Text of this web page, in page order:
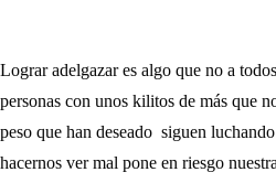
Lograr adelgazar es algo que no a
personas con unos kilitos de más que
peso que han deseado siguen
hacernos ver mal pone en riesgo